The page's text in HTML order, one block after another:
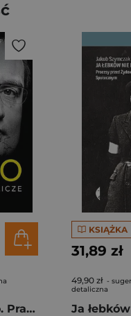
Zbigniew Ziobro. Prawdziwe oblicze
KSIĄŻKA
31,89 zł
49,90 zł -
detaliczna